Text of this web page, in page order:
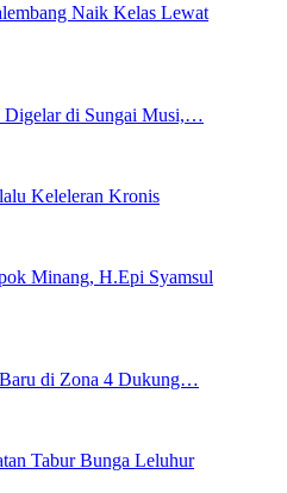
Naik Kelas Lewat
Digelar di Sungai Musi,…
Keleleran Kronis
Minang, H.Epi Syamsul
di Zona 4 Dukung…
Tabur Bunga Leluhur